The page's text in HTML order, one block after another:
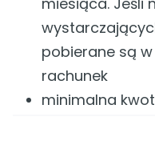
pobierane są
rachunek
minimalna